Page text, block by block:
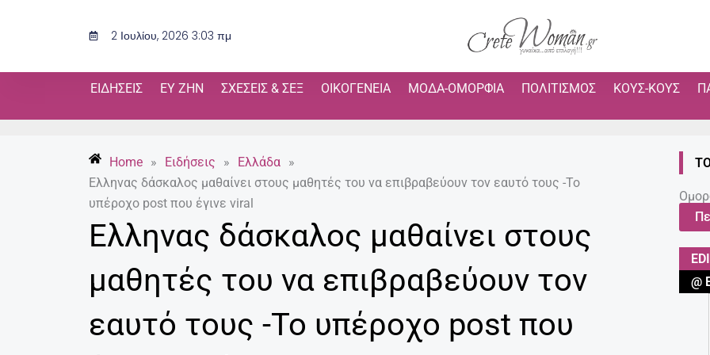
2 Ιουλίου, 2026 3:03 πμ
ΕΙΔΉΣΕΙΣ ΕΥ ΖΗΝ ΣΧΈΣΕΙΣ & ΣΕΞ ΟΙΚΟΓΈΝΕΙΑ ΜΌΔΑ-ΟΜΟΡΦΙΆ ΠΟΛΙΤΙΣΜΌΣ ΚΟΥΣ-ΚΟΥΣ
Home » Ειδήσεις » Ελλάδα »
Eλληνας δάσκαλος μαθαίνει στους μαθητές του να επιβραβεύουν τον εαυτό τους -Το
υπέροχο post που έγινε viral
Eλληνας δάσκαλος μαθαίνει στους
μαθητές του να επιβραβεύουν τον
εαυτό τους -Το υπέροχο post που
@